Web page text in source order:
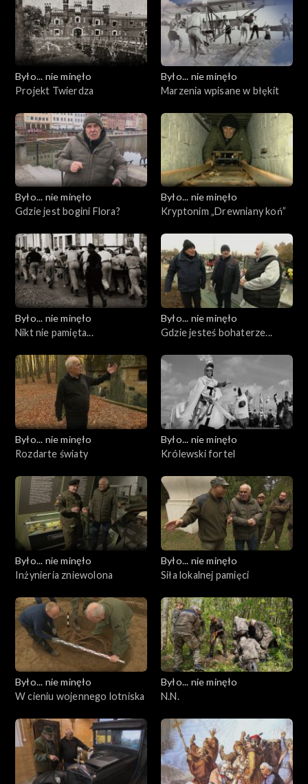
Było... nie minęło
Projekt Twierdza
Było... nie minęło
Marzenia wpisane w błękit
Było... nie minęło
Gdzie jest bogini Flora?
Było... nie minęło
Kryptonim „Drewniany koń”
Było... nie minęło
Nikt nie pamięta...
Było... nie minęło
Gdzie jesteś bohaterze...
Było... nie minęło
Rozdarte światy
Było... nie minęło
Królewski fortel
Było... nie minęło
Inżynieria zniewolona
Było... nie minęło
Siła lokalnej pamięci
Było... nie minęło
W cieniu wojennego lotniska
Było... nie minęło
N.N.